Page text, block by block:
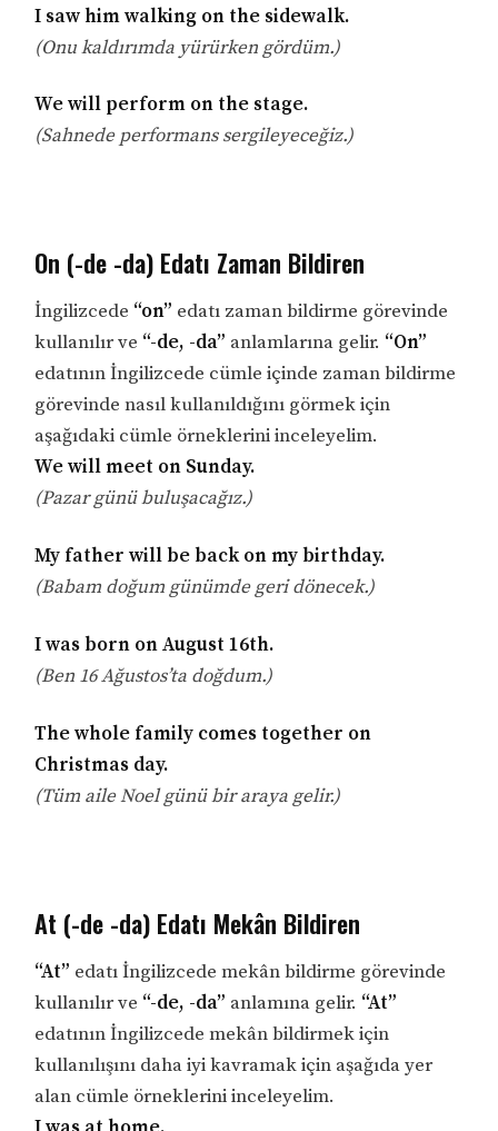
I saw him walking on the sidewalk.
(Onu kaldırımda yürürken gördüm.)
We will perform on the stage.
(Sahnede performans sergileyeceğiz.)
On (-de -da) Edatı Zaman Bildiren
İngilizcede “on” edatı zaman bildirme görevinde
kullanılır ve “-de, -da” anlamlarına gelir. “On”
edatının İngilizcede cümle içinde zaman bildirme
görevinde nasıl kullanıldığını görmek için
aşağıdaki cümle örneklerini inceleyelim.
We will meet on Sunday.
(Pazar günü buluşacağız.)
My father will be back on my birthday.
(Babam doğum günümde geri dönecek.)
I was born on August 16th.
(Ben 16 Ağustos’ta doğdum.)
The whole family comes together on
Christmas day.
(Tüm aile Noel günü bir araya gelir.)
At (-de -da) Edatı Mekân Bildiren
“At” edatı İngilizcede mekân bildirme görevinde
kullanılır ve “-de, -da” anlamına gelir. “At”
edatının İngilizcede mekân bildirmek için
kullanılışını daha iyi kavramak için aşağıda yer
alan cümle örneklerini inceleyelim.